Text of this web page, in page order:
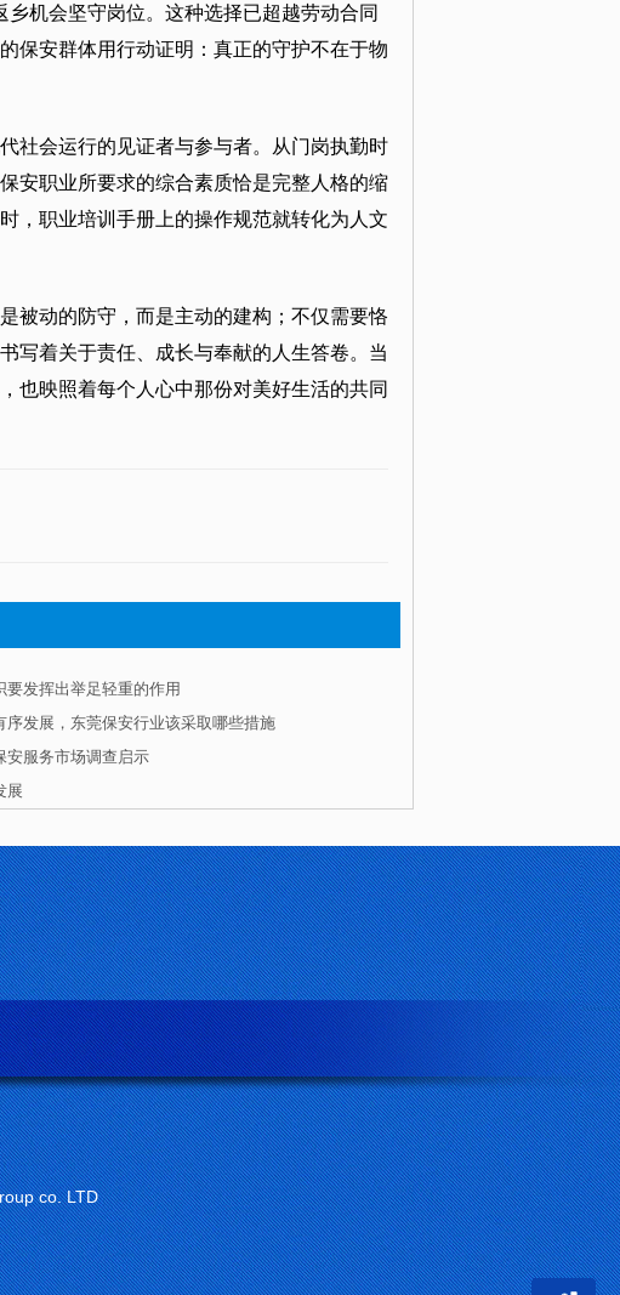
机会坚守岗位。这种选择已超越劳动合同
保安群体用行动证明：真正的守护不在于物
社会运行的见证者与参与者。从门岗执勤时
安职业所要求的综合素质恰是完整人格的缩
，职业培训手册上的操作规范就转化为人文
被动的防守，而是主动的建构；不仅需要恪
写着关于责任、成长与奉献的人生答卷。当
映照着每个人心中那份对美好生活的共同
发挥出举足轻重的作用
序发展，东莞保安行业该采取哪些措施
服务市场调查启示
展
co. LTD